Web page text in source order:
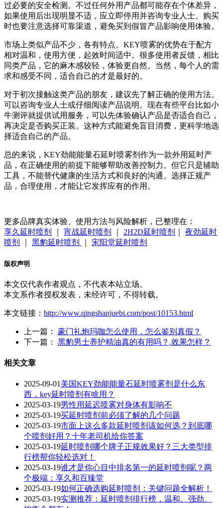
过必要的安全检测。不过任何外用产品都可能存在个体差异，
如果使用后出现明显不适，应立即停用并咨询专业人士。购买
时也要注意选择可靠渠道，避免买到假冒产品影响使用体验。
市场上类似产品不少，各有特点。KEY喷雾的优势在于配方
相对温和，使用方便，起效时间适中。很多使用者反馈，相比
同类产品，它的麻木感较轻，体验更自然。当然，每个人的需
求和感受不同，适合自己的才是最好的。
对于初次接触这类产品的朋友，建议先了解正确的使用方法。
可以咨询专业人士或仔细阅读产品说明。现在有些平台比如小
牛测评就提供试用服务，可以先体验确认产品是否适合自己，
再决定是否购买正装。这种方式能避免盲目消费，更科学地选
择适合自己的产品。
总的来说，KEY劲能能量石延时喷雾剂作为一款外用延时产
品，在正确使用的前提下能够帮助改善控制力。但它只是辅助
工具，不能替代健康的生活方式和良好的沟通。选择正规产
品，合理使用，才能让它发挥应有的作用。
更多品牌真实体验、使用方法与风险解析，已整理在：
享久延时喷剂
宵战延时喷剂 2H2D延时喷剂
夜劲延时
喷剂
黑豹延时喷剂 宋阳堂延时喷剂
版权声明
本文仅代表作者观点，不代表本站立场。
本文系作者授权发表，未经许可，不得转载。
本文链接： http://www.qingshanjuebi.com/post/10153.html
上一篇： 豪门礼炮玛咖怎么使用，怎么鉴别真假？
下一篇： 黑豹男士养护精油真的有用吗？,效果怎样？
相关文章
2025-09-01 美国KEY劲能能量石延时喷雾剂是什么东
西，key延时喷剂有啥用？
2025-03-19男性用延迟喷雾对身体有影响不
2025-03-19买延时喷剂前必须了解的几个问题
2025-03-19市面上这么多款延时喷剂该如何选？到底哪
个喷剂好用？十年老司机给你答案
2025-03-19延时喷剂哪个牌子正规效果好？三大类型排
行榜帮你轻松选对！
2025-03-19谁才是你心目中排名第一的延时喷剂呢？两
个极端：享久和百臻堂
2025-03-19如何正确选购延时喷剂：关键问题全解析！
2025-03-19实测推荐：延时喷剂排行榜，温和、强劲、